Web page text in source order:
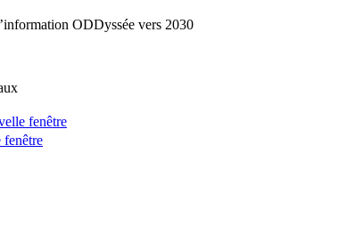
ODDyssée vers 2030
fenêtre
fenêtre